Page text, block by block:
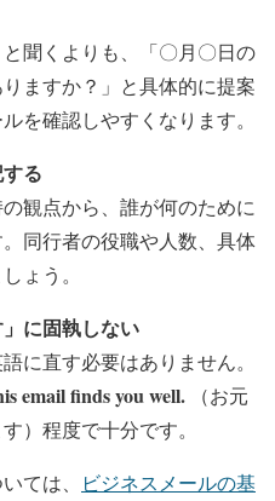
聞くよりも、「〇月〇日の
ますか？」と具体的に提案
を確認しやすくなります。
る
観点から、誰が何のために
同行者の役職や人数、具体
ょう。
に固執しない
に直す必要はありません。
email finds you well. （お元
）程度で十分です。
ては、
ビジネスメールの基